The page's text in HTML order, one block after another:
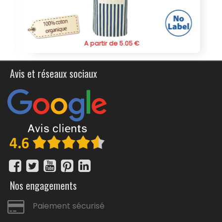
tablier personnalisé à bavette rayé est une option
inégalée. N’hésitez pas à passer commande pour
bénéficier d’un produit de qualité supérieure répondant à
vos besoins spécifiques en matière de style et de
A partir de 5.05 €
Avis et réseaux sociaux
Nos engagements
Paiement sécurisé